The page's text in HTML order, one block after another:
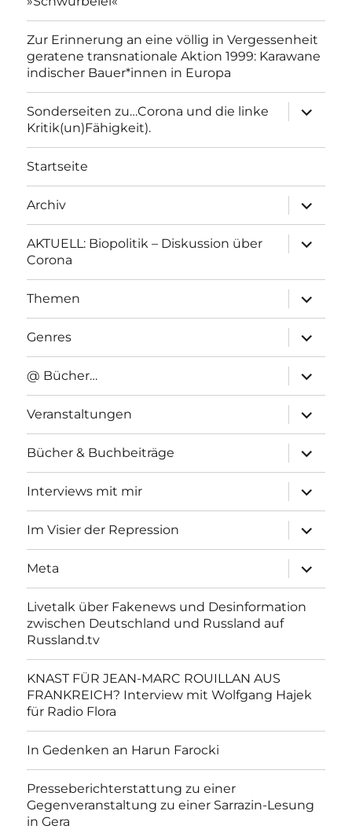
Zur Erinnerung an eine völlig in Vergessenheit
geratene transnationale Aktion 1999: Karawane
indischer Bauer*innen in Europa
Sonderseiten zu…Corona und die linke
Kritik(un)Fähigkeit).
anzeigen
Startseite
Archiv
anzeigen
AKTUELL: Biopolitik – Diskussion über
Corona
anzeigen
Themen
anzeigen
Genres
anzeigen
@ Bücher…
anzeigen
Veranstaltungen
anzeigen
Bücher & Buchbeiträge
anzeigen
Interviews mit mir
anzeigen
Im Visier der Repression
anzeigen
Meta
anzeigen
Livetalk über Fakenews und Desinformation
zwischen Deutschland und Russland auf
Russland.tv
KNAST FÜR JEAN-MARC ROUILLAN AUS
FRANKREICH? Interview mit Wolfgang Hajek
für Radio Flora
In Gedenken an Harun Farocki
Presseberichterstattung zu einer
Gegenveranstaltung zu einer Sarrazin-Lesung
in Gera